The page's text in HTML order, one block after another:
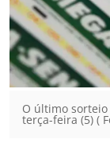
O último
terça-feira (5) (